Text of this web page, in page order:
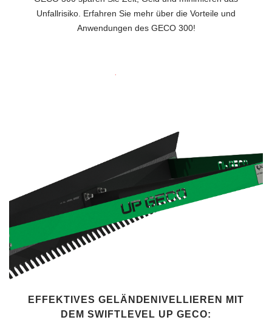
Unfallrisiko. Erfahren Sie mehr über die Vorteile und
Anwendungen des GECO 300!
EFFEKTIVES GELÄNDENIVELLIEREN MIT
DEM SWIFTLEVEL UP GECO: